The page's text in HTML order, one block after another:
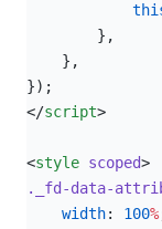
        },
    },
});
</script>
<style scoped>
._fd-data-
    width
: 100%